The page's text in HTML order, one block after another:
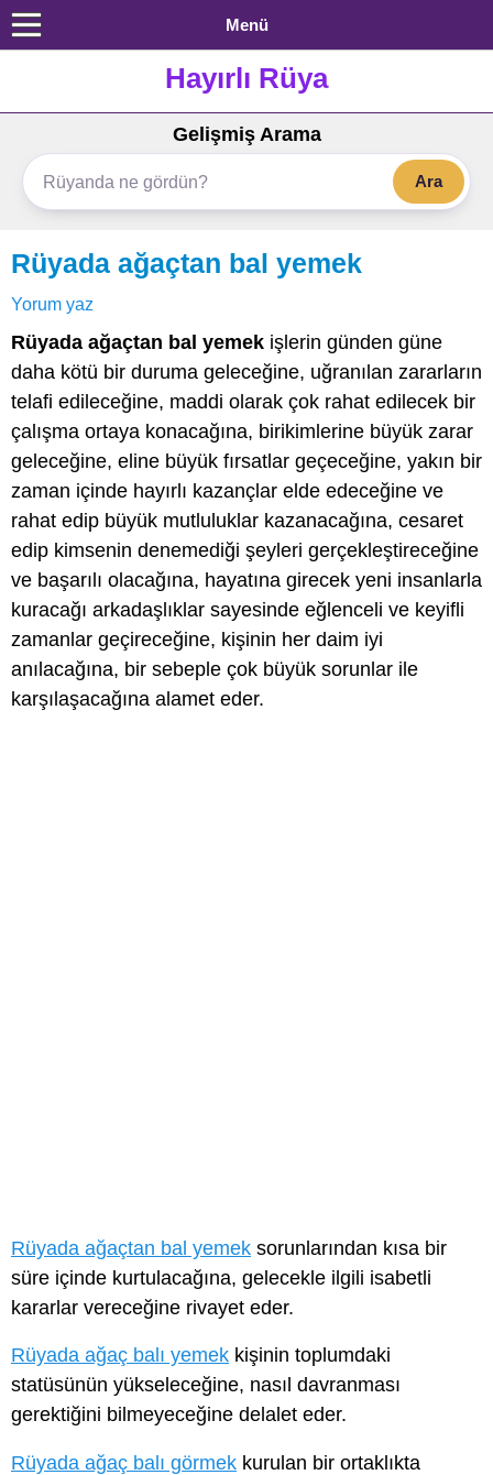
Menü
Hayırlı Rüya
Gelişmiş Arama
Ara
Rüyada ağaçtan bal yemek
Yorum yaz
Rüyada ağaçtan bal yemek işlerin günden güne
daha kötü bir duruma geleceğine, uğranılan zararların
telafi edileceğine, maddi olarak çok rahat edilecek bir
çalışma ortaya konacağına, birikimlerine büyük zarar
geleceğine, eline büyük fırsatlar geçeceğine, yakın bir
zaman içinde hayırlı kazançlar elde edeceğine ve
rahat edip büyük mutluluklar kazanacağına, cesaret
edip kimsenin denemediği şeyleri gerçekleştireceğine
ve başarılı olacağına, hayatına girecek yeni insanlarla
kuracağı arkadaşlıklar sayesinde eğlenceli ve keyifli
zamanlar geçireceğine, kişinin her daim iyi
anılacağına, bir sebeple çok büyük sorunlar ile
karşılaşacağına alamet eder.
Rüyada ağaçtan bal yemek sorunlarından kısa bir
süre içinde kurtulacağına, gelecekle ilgili isabetli
kararlar vereceğine rivayet eder.
Rüyada ağaç balı yemek kişinin toplumdaki
statüsünün yükseleceğine, nasıl davranması
gerektiğini bilmeyeceğine delalet eder.
Rüyada ağaç balı görmek kurulan bir ortaklıkta